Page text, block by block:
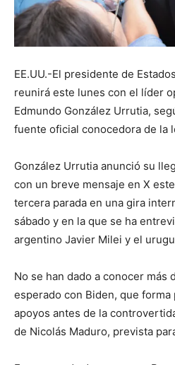
EE.UU.-El presidente de
reunirá este lunes con el líder
Edmundo González Urrutia,
fuente oficial conocedora de la
González Urrutia anunció su
con un breve mensaje en X
tercera parada en una gira
sábado y en la que se ha
argentino Javier Milei y el
No se han dado a conocer más
esperado con Biden, que
apoyos antes de la
de Nicolás Maduro, prevista